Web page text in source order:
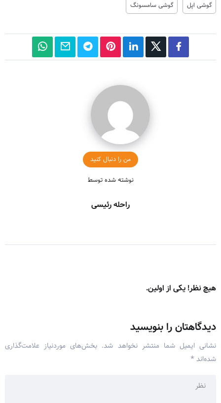
گوشی اپل گوشی سامسونگ
من را دنبال کنید
نوشته شده توسط
راحله رئیسی
هیچ نظر! یکی از اولین.
دیدگاهتان را بنویسید
نشانی ایمیل شما منتشر نخواهد شد. بخش‌های موردنیاز علامت‌گذاری
شده‌اند *